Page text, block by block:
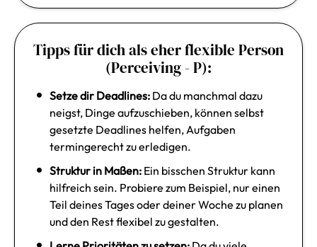
Tipps für dich als eher flexible Person
(Perceiving - P):
Setze dir Deadlines:Da du manchmal dazu
neigst, Dinge aufzuschieben, können selbst
gesetzte Deadlines helfen, Aufgaben
termingerecht zu erledigen.
Struktur in Maßen:Ein bisschen Struktur kann
hilfreich sein. Probiere zum Beispiel, nur einen
Teil deines Tages oder deiner Woche zu planen
und den Rest flexibel zu gestalten.